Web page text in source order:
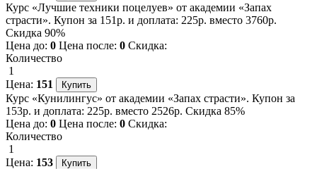
Курс «Лучшие техники поцелуев» от академии «Запах
страсти». Купон за 151р. и доплата: 225р. вместо 3760р.
Скидка 90%
Цена до: 0 Цена после: 0 Скидка:
Количество
1
Цена: 151
Курс «Кунилингус» от академии «Запах страсти». Купон за
153р. и доплата: 225р. вместо 2526р. Скидка 85%
Цена до: 0 Цена после: 0 Скидка:
Количество
1
Цена: 153